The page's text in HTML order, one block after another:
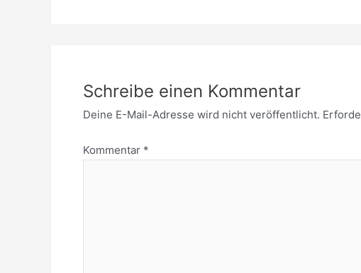
Schreibe einen Kommentar
Deine E-Mail-Adresse wird nicht veröffentlicht.
Kommentar *